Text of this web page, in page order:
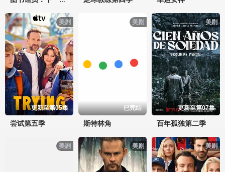
美剧
更新至第05集
尝试第五季
美剧
已完结
斯特林角
美剧
更新至第07集
百年孤独第二季
美剧 美剧 美剧